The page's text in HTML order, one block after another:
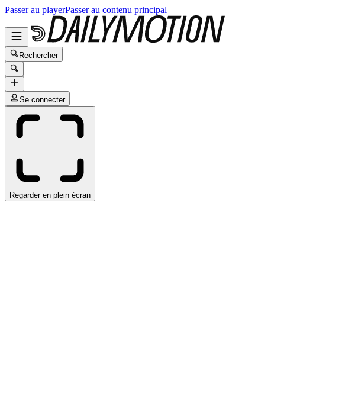
Passer au playerPasser au contenu principal
Rechercher
Se connecter
Regarder en plein écran